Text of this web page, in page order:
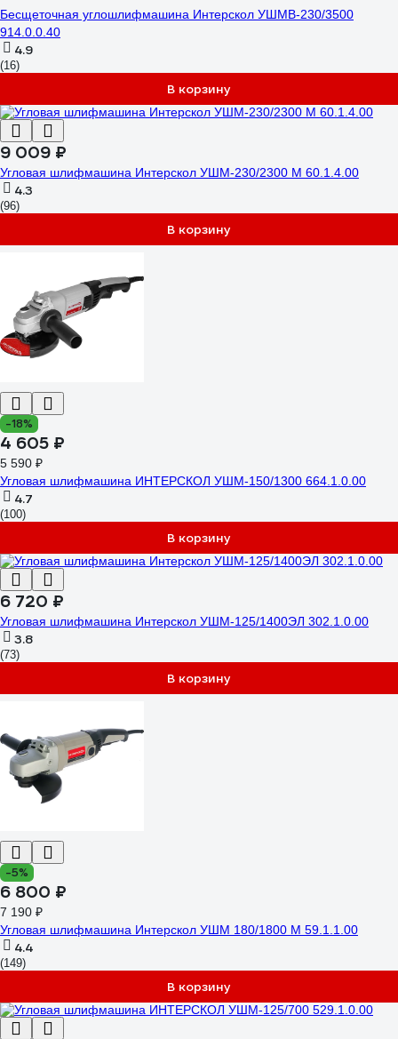
Бесщеточная углошлифмашина Интерскол УШМВ-230/3500
914.0.0.40
4.9
(16)
В корзину
9 009 ₽
Угловая шлифмашина Интерскол УШМ-230/2300 М 60.1.4.00
4.3
(96)
В корзину
-18%
4 605 ₽
5 590 ₽
Угловая шлифмашина ИНТЕРСКОЛ УШМ-150/1300 664.1.0.00
4.7
(100)
В корзину
6 720 ₽
Угловая шлифмашина Интерскол УШМ-125/1400ЭЛ 302.1.0.00
3.8
(73)
В корзину
-5%
6 800 ₽
7 190 ₽
Угловая шлифмашина Интерскол УШМ 180/1800 М 59.1.1.00
4.4
(149)
В корзину